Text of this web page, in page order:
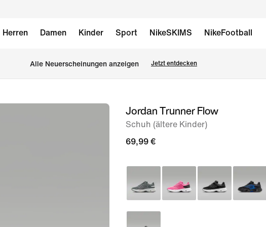
Herren Damen Kinder Sport NikeSKIMS NikeFootball
Alle Neuerscheinungen anzeigen Jetzt entdecken
Bild 1Jordan Trunner Flow
Schuh (ältere Kinder)
69,99 €